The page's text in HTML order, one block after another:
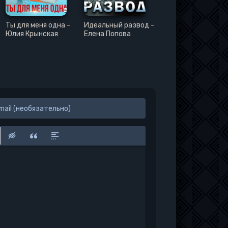
Ты для меня одна -
Юлия Крынская
Идеальный развод -
Елена Попова